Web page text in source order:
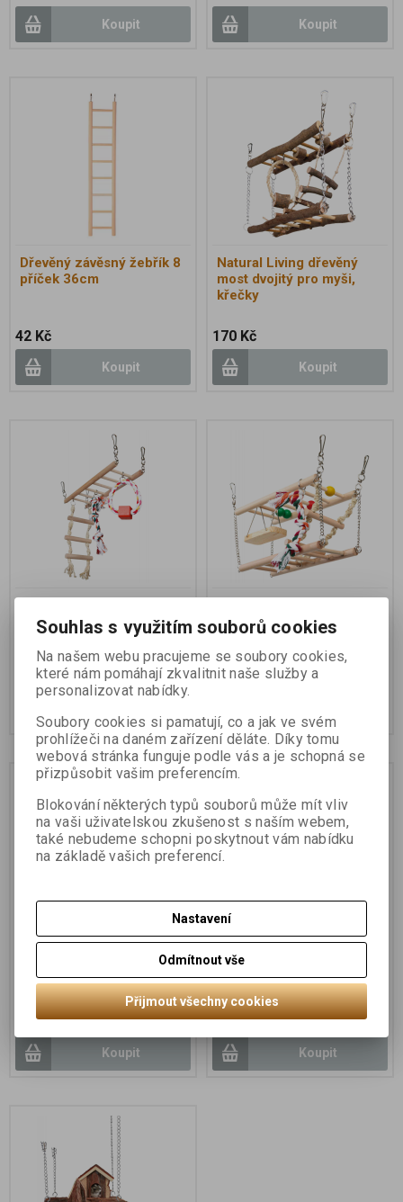
Koupit Koupit
Dřevěný závěsný žebřík 8
příček 36cm
42 Kč
Koupit
Natural Living dřevěný
most dvojitý pro myši,
křečky
170 Kč
Koupit
kruh, žebřík, trojuzel
150 Kč
patra + hračky
275 Kč
Sleva
Závěsný žebřík s
kruhem pro hlodavce
145 Kč175 Kč
Koupit
Kokosové domky pro
křečky spojené žebříkem
245 Kč
Koupit
Souhlas s využitím souborů cookies
Na našem webu pracujeme se soubory cookies,
které nám pomáhají zkvalitnit naše služby a
personalizovat nabídky.
Soubory cookies si pamatují, co a jak ve svém
prohlížeči na daném zařízení děláte. Díky tomu
webová stránka funguje podle vás a je schopná se
přizpůsobit vašim preferencím.
Blokování některých typů souborů může mít vliv
na vaši uživatelskou zkušenost s naším webem,
také nebudeme schopni poskytnout vám nabídku
na základě vašich preferencí.
Nastavení
Odmítnout vše
Přijmout všechny cookies